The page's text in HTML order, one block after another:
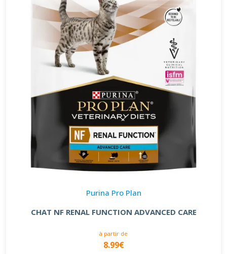
Purina Pro Plan
CHAT NF RENAL FUNCTION ADVANCED CARE
à partir de
8.99€